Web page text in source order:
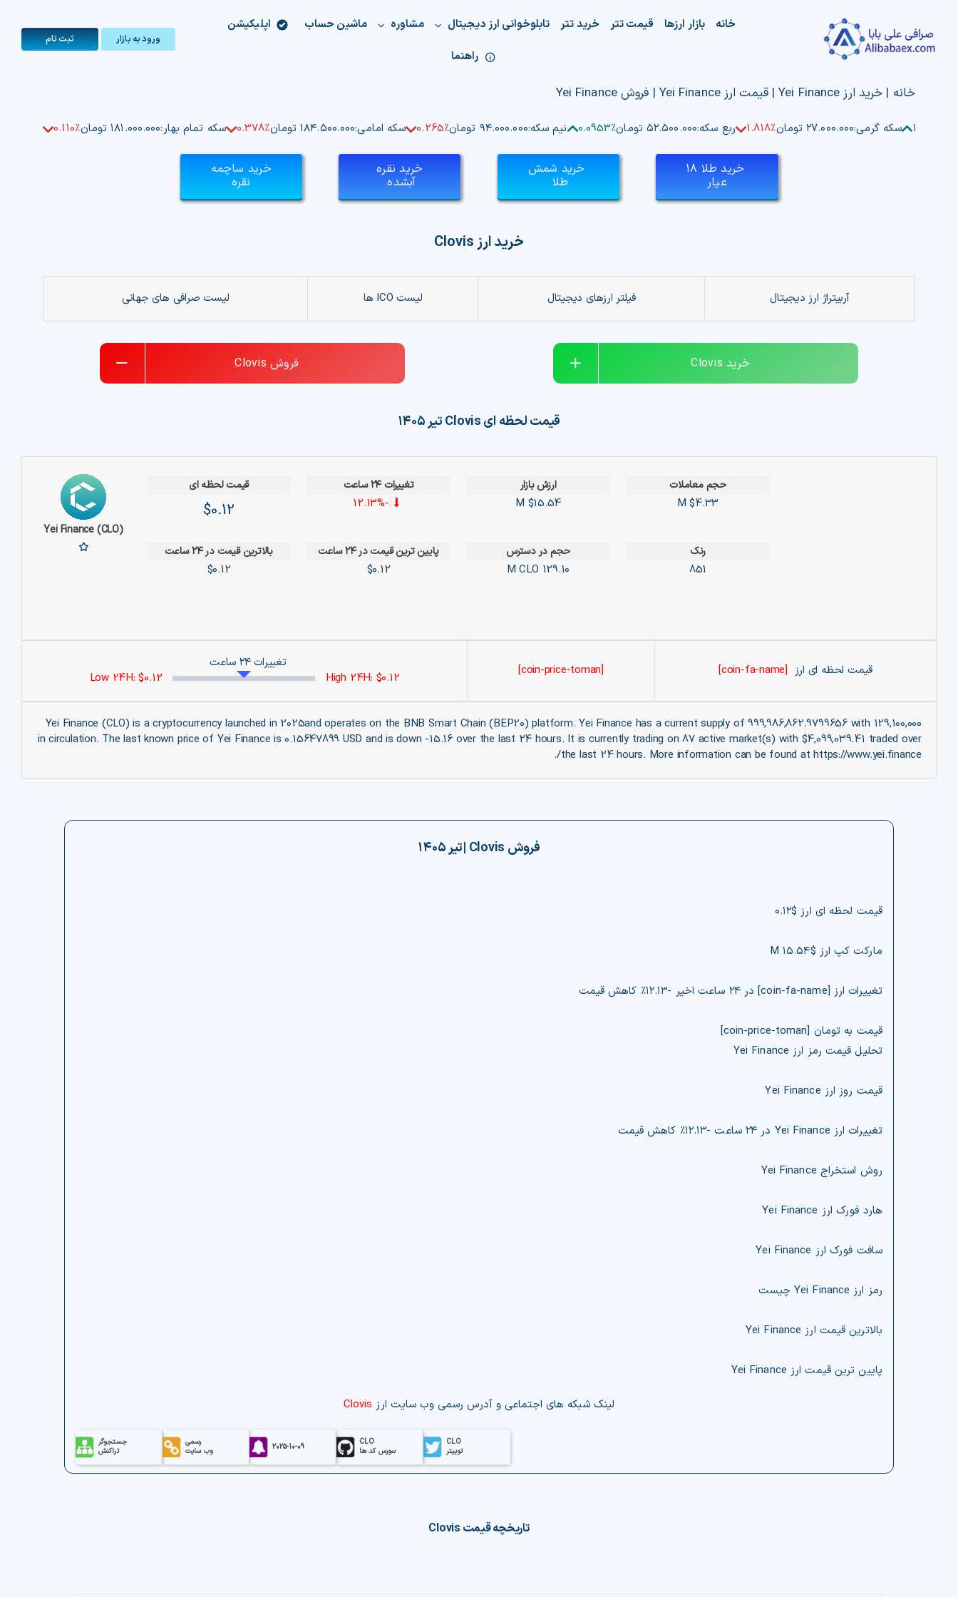
content
خانه بازار ارزها قیمت تتر خرید تتر تابلوخوانی ارز دیجیتال مشاوره ماشین حساب
اپلیکیشن
راهنما
ورود به بازار ثبت‌ نام
خانه | خرید ارز Yei Finance | قیمت ارز Yei Finance | فروش Yei Finance
1.459% سکه گرمی:۲۷.۰۰۰.۰۰۰ تومان 1.818% ربع سکه:۵۲.۵۰۰.۰۰۰ تومان 0.0953% نیم سکه:۹۴.۰۰۰.۰۰۰ تومان 0.265% سکه امامی:۱۸۴.۵۰۰.۰۰۰ تومان 0.378% سکه تمام بهار:۱۸۱.۰۰۰.۰۰۰ تومان 0.110%
خرید طلا ۱۸
عیار
خرید شمش
طلا
خرید نقره
آبشده
خرید ساچمه
نقره
خرید ارزClovis
آربیتراژ ارز دیجیتال فیلتر ارزهای دیجیتال لیست ICO ها لیست صرافی های جهانی
خرید Clovis فروش Clovis
قیمت لحظه ایClovisتیر ۱۴۰۵
Yei Finance (CLO)
قیمت لحظه ای
$0.12
تغییرات ۲۴ ساعت
-12.13%
ارزش بازار
$15.54 M
حجم معاملات
$4.33 M
بالاترین قیمت در ۲۴ ساعت
$0.12
پایین ترین قیمت در ۲۴ ساعت
$0.12
حجم در دسترس
129.10 M
CLO
رنک
851
قیمت لحظه ای ارز [coin-fa-name]
[coin-price-toman]
تغییرات ۲۴ ساعت
Low 24H: $0.12
High 24H: $0.12
Yei Finance (CLO) is a cryptocurrency launched in 2025and operates on the BNB Smart Chain (BEP20) platform. Yei Finance has a current supply of 999,986,862.9799656 with 129,100,000
in circulation. The last known price of Yei Finance is 0.15647899 USD and is down -15.16 over the last 24 hours. It is currently trading on 87 active market(s) with $4,099,039.41 traded over
the last 24 hours. More information can be found at https://www.yei.finance/.
فروش Clovis
|تیر ۱۴۰۵
قیمت لحظه ای ارز $۰.۱۲
مارکت کپ ارز $۱۵.۵۴ M
تغییرات ارز [coin-fa-name] در ۲۴ ساعت اخیر -۱۲.۱۳% کاهش قیمت
قیمت به تومان [coin-price-toman]
تحلیل قیمت رمز ارز Yei Finance
قیمت روز ارز Yei Finance
تغییرات ارز Yei Finance در ۲۴ ساعت -۱۲.۱۳% کاهش قیمت
روش استخراج Yei Finance
هارد فورک ارز Yei Finance
سافت فورک ارز Yei Finance
رمز ارز Yei Finance چیست
بالاترین قیمت ارز Yei Finance
پایین ترین قیمت ارز Yei Finance
لینک‌ شبکه های اجتماعی و آدرس رسمی وب‌ سایت ارز Clovis
جستجوگر
تراکنش
رسمی
وب سایت
2025-10-09
CLO
سورس کد ها
CLO
توییتر
تاریخچه قیمتClovis